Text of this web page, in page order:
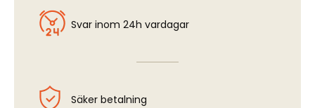
Svar inom 24h vardagar
Säker betalning